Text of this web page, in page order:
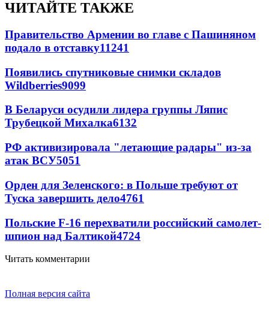
ЧИТАЙТЕ ТАКЖЕ
Правительство Армении во главе с Пашиняном
подало в отставку11241
Появились спутниковые снимки складов
Wildberries9099
В Беларуси осудили лидера группы Ляпис
Трубецкой Михалка6132
РФ активизировала "летающие радары" из-за
атак ВСУ5051
Орден для Зеленского: в Польше требуют от
Туска завершить дело4761
Польские F-16 перехватили российский самолет-
шпион над Балтикой4724
Читать комментарии
Полная версия сайта